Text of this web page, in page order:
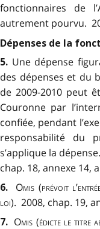
fonctionnaires de
autrement pourvu.
Dépenses de la
5. Une dépense
des dépenses et du
de 2009-2010 peut
Couronne par
confiée, pendant
responsabilité du
s’applique la
chap. 18, annexe 14,
6.
Omis (prévoit
loi). 2008, chap. 19,
7. Omis (édicte le titre